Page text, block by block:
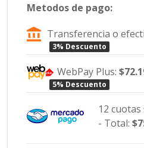
Metodos de pago:
Transferencia o
3% Descuento
WebPay Plus:
5% Descuento
12
- Total: